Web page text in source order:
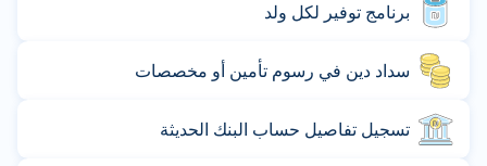
برنامج توفير لكل ولد
سداد دين في رسوم تأمين أو مخصصات
تسجيل تفاصيل حساب البنك الحديثة